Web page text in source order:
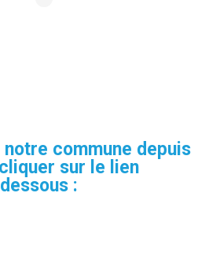
notre commune depuis
sur le lien
: